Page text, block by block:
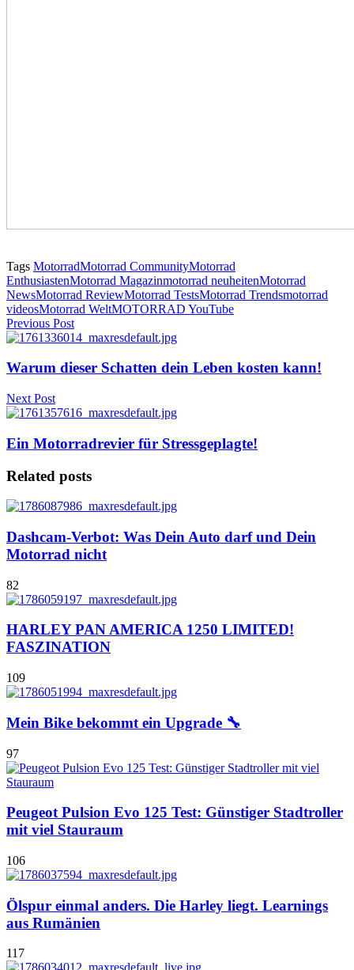
Tags MotorradMotorrad CommunityMotorrad
EnthusiastenMotorrad Magazinmotorrad neuheitenMotorrad
NewsMotorrad ReviewMotorrad TestsMotorrad Trendsmotorrad
videosMotorrad WeltMOTORRAD YouTube
Previous Post
Warum dieser Schatten dein Leben kosten kann!
Next Post
Ein Motorradrevier für Stressgeplagte!
Related posts
Dashcam-Verbot: Was Dein Auto darf und Dein
Motorrad nicht
82
HARLEY PAN AMERICA 1250 LIMITED!
FASZINATION
109
Mein Bike bekommt ein Upgrade 🔧
97
Peugeot Pulsion Evo 125 Test: Günstiger Stadtroller
mit viel Stauraum
106
Ölspur einmal anders. Die Harley liegt. Learnings
aus Rumänien
117